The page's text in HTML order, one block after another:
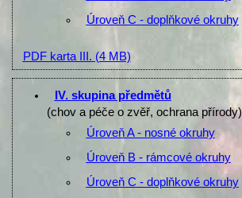
Úroveň C - doplňkové okruhy
PDF karta III. (4 MB)
IV. skupina předmětů
(chov a péče o zvěř, ochrana přírody)
Úroveň A - nosné okruhy
Úroveň B - rámcové okruhy
Úroveň C - doplňkové okruhy